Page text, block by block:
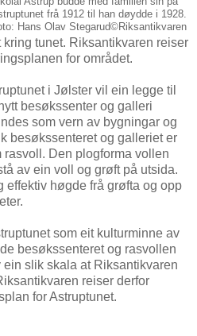
frå 1912 til han døydde i 1928.
Hans Olav Stegarud©Riksantikvaren
tunet. Riksantikvaren reiser
for området.
i Jølster vil ein legge til
besøkssenter og galleri
som vern av bygningar og
besøkssenteret og galleriet er
rasvoll. Den plogforma vollen
av ein voll og grøft på utsida.
effektiv høgde frå grøfta og opp
som eit kulturminne av
besøkssenteret og rasvollen
slik skala at Riksantikvaren
reiser derfor
for Astruptunet.